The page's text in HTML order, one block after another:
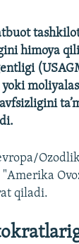
himoya
qiladi.